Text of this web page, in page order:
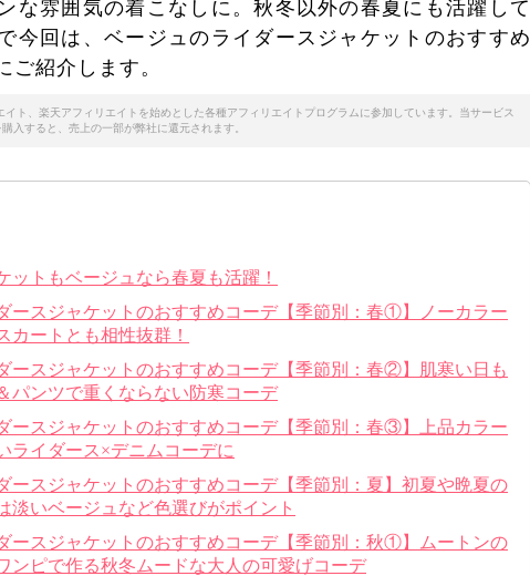
な雰囲気の着こなしに。秋冬以外の春夏にも活躍して
今回は、ベージュのライダースジャケットのおすすめ
ご紹介します。
イト、楽天アフィリエイトを始めとした各種アフィリエイトプログラムに参加しています。当サービス
入すると、売上の一部が弊社に還元されます。
ットもベージュなら春夏も活躍！
ースジャケットのおすすめコーデ【季節別：春①】ノーカラー
カートとも相性抜群！
ースジャケットのおすすめコーデ【季節別：春②】肌寒い日も
パンツで重くならない防寒コーデ
ースジャケットのおすすめコーデ【季節別：春③】上品カラー
ライダース×デニムコーデに
ースジャケットのおすすめコーデ【季節別：夏】初夏や晩夏の
淡いベージュなど色選びがポイント
ースジャケットのおすすめコーデ【季節別：秋①】ムートンの
ンピで作る秋冬ムードな大人の可愛げコーデ